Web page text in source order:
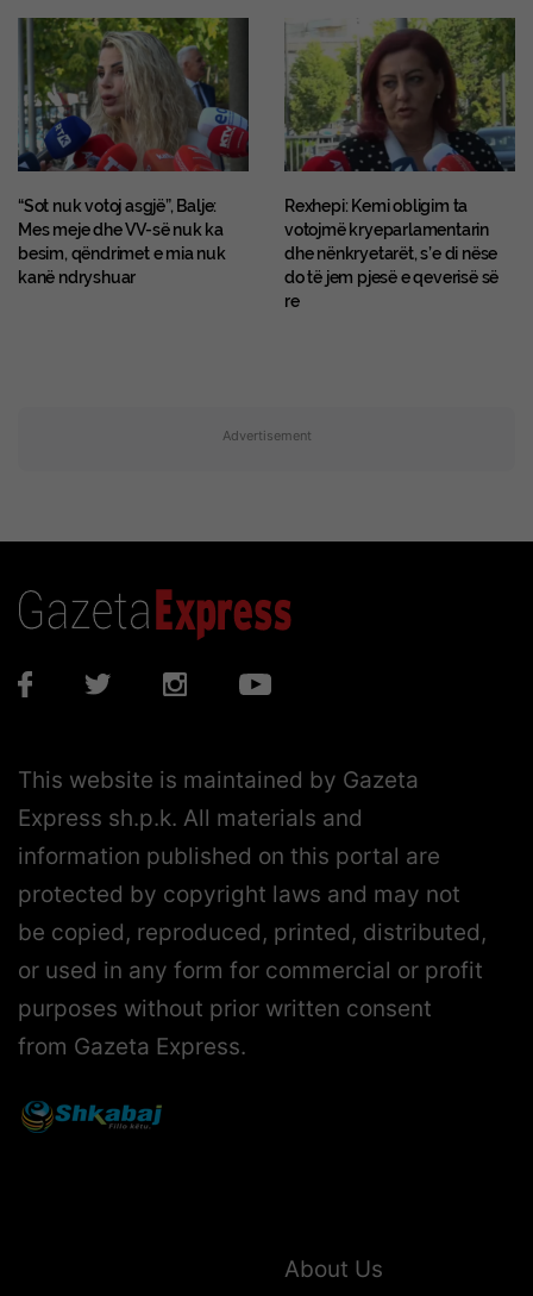
“Sot nuk votoj asgjë”, Balje:
Mes meje dhe VV-së nuk ka
besim, qëndrimet e mia nuk
kanë ndryshuar
Rexhepi: Kemi obligim ta
votojmë kryeparlamentarin
dhe nënkryetarët, s’e di nëse
do të jem pjesë e qeverisë së
re
Advertisement
This website is maintained by Gazeta
Express sh.p.k. All materials and
information published on this portal are
protected by copyright laws and may not
be copied, reproduced, printed, distributed,
or used in any form for commercial or profit
purposes without prior written consent
from Gazeta Express.
About Us